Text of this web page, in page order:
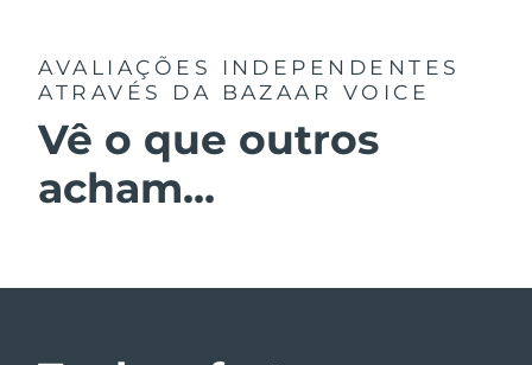
AVALIAÇÕES INDEPENDENTES
ATRAVÉS DA BAZAAR VOICE
Vê o que outros
acham...